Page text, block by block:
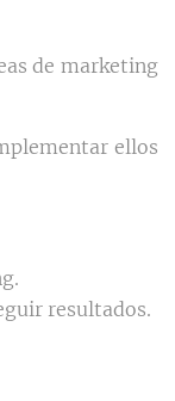
de marketing
ellos
resultados.